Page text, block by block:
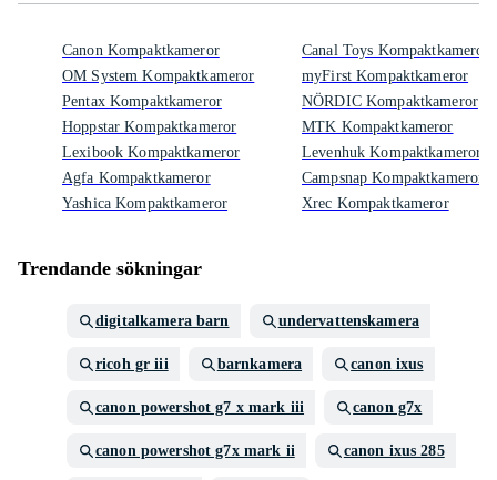
Canon Kompaktkameror
OM System Kompaktkameror
Pentax Kompaktkameror
Hoppstar Kompaktkameror
Lexibook Kompaktkameror
Agfa Kompaktkameror
Yashica Kompaktkameror
Canal Toys Kompaktkameror
myFirst Kompaktkameror
NÖRDIC Kompaktkameror
MTK Kompaktkameror
Levenhuk Kompaktkameror
Campsnap Kompaktkameror
Xrec Kompaktkameror
Trendande sökningar
digitalkamera barn undervattenskamera
ricoh gr iii barnkamera canon ixus
canon powershot g7 x mark iii canon g7x
canon powershot g7x mark ii canon ixus 285